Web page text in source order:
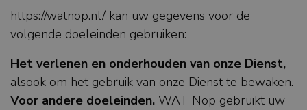
https://watnop.nl/ kan uw gegevens voor de
volgende doeleinden gebruiken:
Het verlenen en onderhouden van onze Dienst,
alsook om het gebruik van onze Dienst te bewaken.
Voor andere doeleinden. WAT Nop gebruikt uw